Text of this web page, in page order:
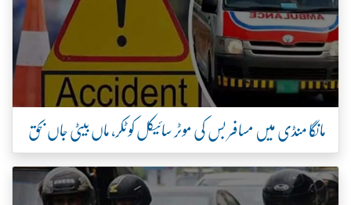
مانگا منڈی میں مسافر بس کی موٹر سائیکل کو ٹکر، ماں بیٹی جاں بحق